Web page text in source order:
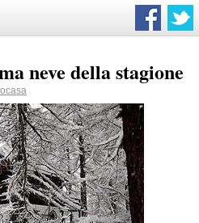
neve della stagione